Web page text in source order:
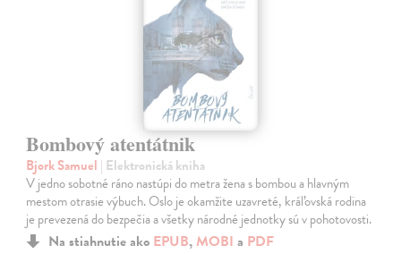
Bombový atentátnik
Bjork Samuel | Elektronická kniha
V jedno sobotné ráno nastúpi do metra žena s bombou a hlavným
mestom otrasie výbuch. Oslo je okamžite uzavreté, kráľovská rodina
je prevezená do bezpečia a všetky národné jednotky sú v pohotovosti.
Na stiahnutie ako EPUB, MOBI a PDF